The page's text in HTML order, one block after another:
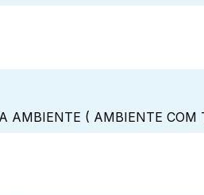
AMBIENTE ( AMBIENTE